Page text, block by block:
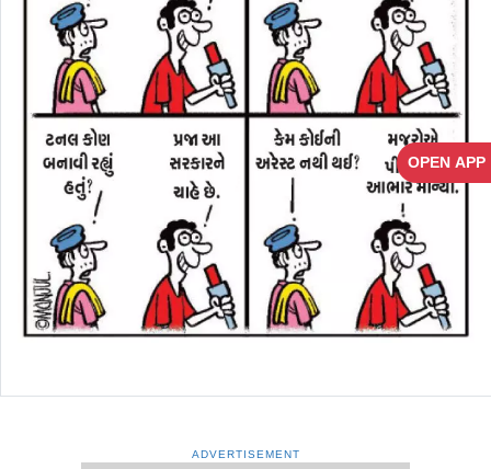
OPEN APP
ADVERTISEMENT